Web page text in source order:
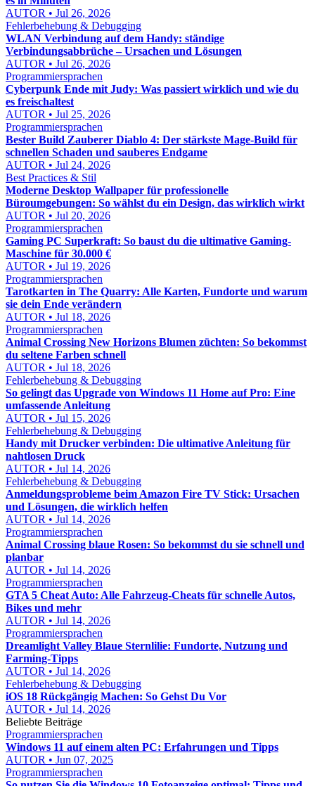
AUTOR • Jul 26, 2026
Fehlerbehebung & Debugging
WLAN Verbindung auf dem Handy: ständige
Verbindungsabbrüche – Ursachen und Lösungen
AUTOR • Jul 26, 2026
Programmiersprachen
Cyberpunk Ende mit Judy: Was passiert wirklich und wie du
es freischaltest
AUTOR • Jul 25, 2026
Programmiersprachen
Bester Build Zauberer Diablo 4: Der stärkste Mage-Build für
schnellen Schaden und sauberes Endgame
AUTOR • Jul 24, 2026
Best Practices & Stil
Moderne Desktop Wallpaper für professionelle
Büroumgebungen: So wählst du ein Design, das wirklich wirkt
AUTOR • Jul 20, 2026
Programmiersprachen
Gaming PC Superkraft: So baust du die ultimative Gaming-
Maschine für 30.000 €
AUTOR • Jul 19, 2026
Programmiersprachen
Tarotkarten in The Quarry: Alle Karten, Fundorte und warum
sie dein Ende verändern
AUTOR • Jul 18, 2026
Programmiersprachen
Animal Crossing New Horizons Blumen züchten: So bekommst
du seltene Farben schnell
AUTOR • Jul 18, 2026
Fehlerbehebung & Debugging
So gelingt das Upgrade von Windows 11 Home auf Pro: Eine
umfassende Anleitung
AUTOR • Jul 15, 2026
Fehlerbehebung & Debugging
Handy mit Drucker verbinden: Die ultimative Anleitung für
nahtlosen Druck
AUTOR • Jul 14, 2026
Fehlerbehebung & Debugging
Anmeldungsprobleme beim Amazon Fire TV Stick: Ursachen
und Lösungen, die wirklich helfen
AUTOR • Jul 14, 2026
Programmiersprachen
Animal Crossing blaue Rosen: So bekommst du sie schnell und
planbar
AUTOR • Jul 14, 2026
Programmiersprachen
GTA 5 Cheat Auto: Alle Fahrzeug-Cheats für schnelle Autos,
Bikes und mehr
AUTOR • Jul 14, 2026
Programmiersprachen
Dreamlight Valley Blaue Sternlilie: Fundorte, Nutzung und
Farming-Tipps
AUTOR • Jul 14, 2026
Fehlerbehebung & Debugging
iOS 18 Rückgängig Machen: So Gehst Du Vor
AUTOR • Jul 14, 2026
Beliebte Beiträge
Programmiersprachen
Windows 11 auf einem alten PC: Erfahrungen und Tipps
AUTOR • Jun 07, 2025
Programmiersprachen